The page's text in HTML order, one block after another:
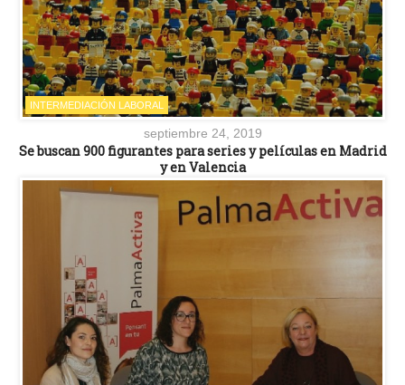
INTERMEDIACIÓN LABORAL
septiembre 24, 2019
Se buscan 900 figurantes para series y películas en Madrid
y en Valencia